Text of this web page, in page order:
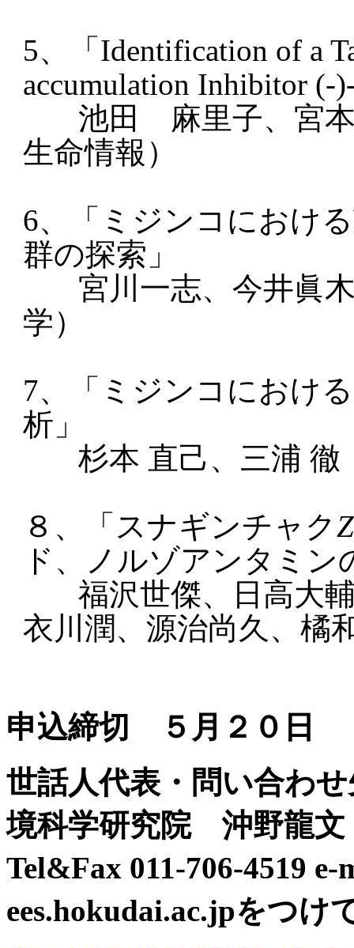
5、「Identification of a
accumulation Inhibitor (-
池田 麻里子、宮
生命情報）
6、「ミジンコにおけ
群の探索」
宮川一志、今井眞
学）
7、「ミジンコにおけ
析」
杉本 直己、三浦 徹
８、「 スナギンチャク
ド、ノルゾアンタミン
福沢世傑、日高大
衣川潤、源治尚久、橘
申込締切 ５月２０日
世話人代表・問い合わ
境科学研究院 沖野龍
Tel&Fax 011-706-4519
ees.hokudai.ac.jpをつけ